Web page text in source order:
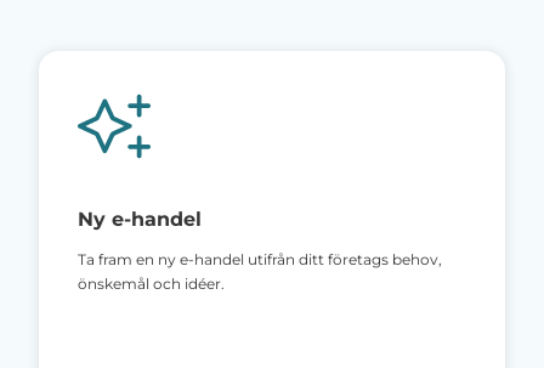
Ny e-handel
Ta fram en ny e-handel utifrån ditt företags behov,
önskemål och idéer.